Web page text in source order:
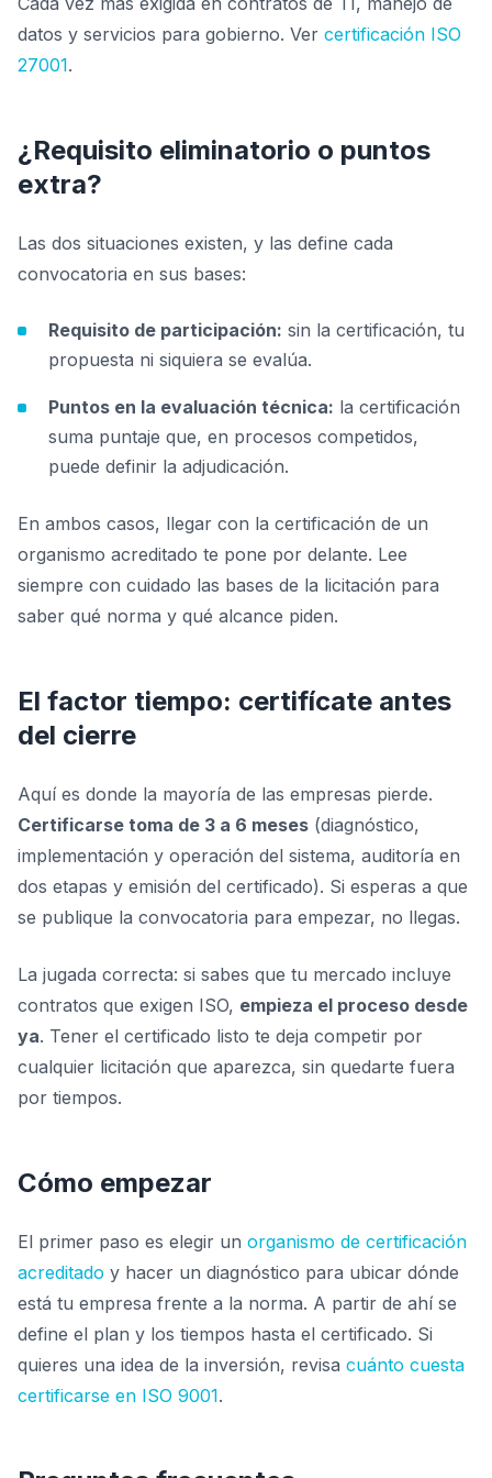
datos y servicios para gobierno. Ver certificación ISO
27001.
¿Requisito eliminatorio o puntos
extra?
Las dos situaciones existen, y las define cada
convocatoria en sus bases:
Requisito de participación: sin la certificación, tu
propuesta ni siquiera se evalúa.
Puntos en la evaluación técnica: la certificación
suma puntaje que, en procesos competidos,
puede definir la adjudicación.
En ambos casos, llegar con la certificación de un
organismo acreditado te pone por delante. Lee
siempre con cuidado las bases de la licitación para
saber qué norma y qué alcance piden.
El factor tiempo: certifícate antes
del cierre
Aquí es donde la mayoría de las empresas pierde.
Certificarse toma de 3 a 6 meses (diagnóstico,
implementación y operación del sistema, auditoría en
dos etapas y emisión del certificado). Si esperas a que
se publique la convocatoria para empezar, no llegas.
La jugada correcta: si sabes que tu mercado incluye
contratos que exigen ISO, empieza el proceso desde
ya. Tener el certificado listo te deja competir por
cualquier licitación que aparezca, sin quedarte fuera
por tiempos.
Cómo empezar
El primer paso es elegir un organismo de certificación
acreditado y hacer un diagnóstico para ubicar dónde
está tu empresa frente a la norma. A partir de ahí se
define el plan y los tiempos hasta el certificado. Si
quieres una idea de la inversión, revisa cuánto cuesta
certificarse en ISO 9001.